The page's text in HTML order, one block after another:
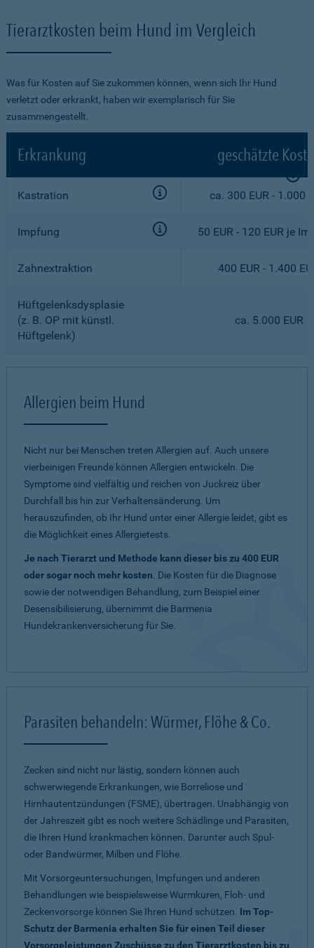
Tierarztkosten beim Hund im Vergleich
Was für Kosten auf Sie zukommen können, wenn sich Ihr Hund
verletzt oder erkrankt, haben wir exemplarisch für Sie
zusammengestellt.
Erkrankung geschätzte
Kastration ca. 300 EUR - 1.000
Impfung 50 EUR - 120 EUR je
Zahnextraktion 400 EUR - 1.400
Hüftgelenksdysplasie
(z. B. OP mit künstl.
Hüftgelenk)
ca. 5.000 EUR
Allergien beim Hund
Nicht nur bei Menschen treten Allergien auf. Auch unsere
vierbeinigen Freunde können Allergien entwickeln. Die
Symptome sind vielfältig und reichen von Juckreiz über
Durchfall bis hin zur Verhaltensänderung. Um
herauszufinden, ob Ihr Hund unter einer Allergie leidet, gibt es
die Möglichkeit eines Allergietests.
Je nach Tierarzt und Methode kann dieser bis zu 400 EUR
oder sogar noch mehr kosten. Die Kosten für die Diagnose
sowie der notwendigen Behandlung, zum Beispiel einer
Desensibilisierung, übernimmt die Barmenia
Hundekrankenversicherung für Sie.
Parasiten behandeln: Würmer, Flöhe & Co.
Zecken sind nicht nur lästig, sondern können auch
schwerwiegende Erkrankungen, wie Borreliose und
Hirnhautentzündungen (FSME), übertragen. Unabhängig von
der Jahreszeit gibt es noch weitere Schädlinge und Parasiten,
die Ihren Hund krankmachen können. Darunter auch Spul-
oder Bandwürmer, Milben und Flöhe.
Mit Vorsorgeuntersuchungen, Impfungen und anderen
Behandlungen wie beispielsweise Wurmkuren, Floh- und
Zeckenvorsorge können Sie Ihren Hund schützen. Im Top-
Schutz der Barmenia erhalten Sie für einen Teil dieser
Vorsorgeleistungen Zuschüsse zu den Tierarztkosten bis zu